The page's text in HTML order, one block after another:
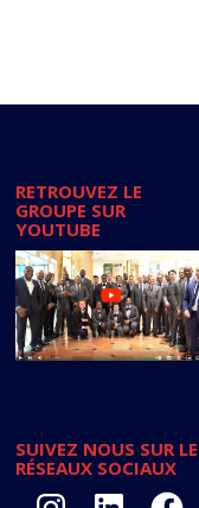
RETROUVEZ LE
GROUPE SUR
YOUTUBE
SUIVEZ NOUS SUR
RÉSEAUX SOCIAUX
InstagramLinkedIn